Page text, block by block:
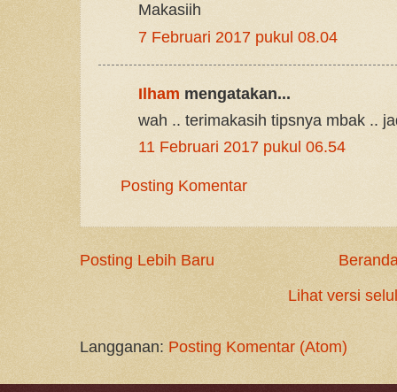
Makasiih
7 Februari 2017 pukul 08.04
Ilham mengatakan...
wah .. terimakasih tipsnya mbak ..
11 Februari 2017 pukul 06.54
Posting Komentar
Posting Lebih Baru
Lihat versi
Langganan: Posting Komentar (Atom)